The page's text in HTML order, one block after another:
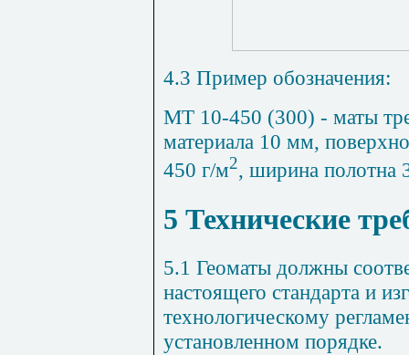
4.3 Пример обозначения:
МТ 10-450 (300) - маты
материала 10 мм,
450 г/м2, ширина полотна
5 Технические
5.1 Геоматы должны
настоящего стандарта и
технологическому
установленном порядке.